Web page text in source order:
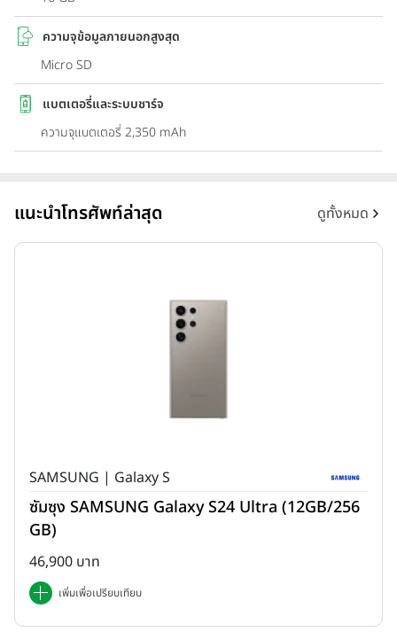
ความจุข้อมูลภายนอกสูงสุด
Micro SD
แบตเตอรี่และระบบชาร์จ
ความจุแบตเตอรี่ 2,350 mAh
แนะนำโทรศัพท์ล่าสุด ดูทั้งหมด
SAMSUNG | Galaxy S
ซัมซุง SAMSUNG Galaxy S24 Ultra (12GB/256
GB)
46,900 บาท
เพิ่มเพื่อเปรียบเทียบ